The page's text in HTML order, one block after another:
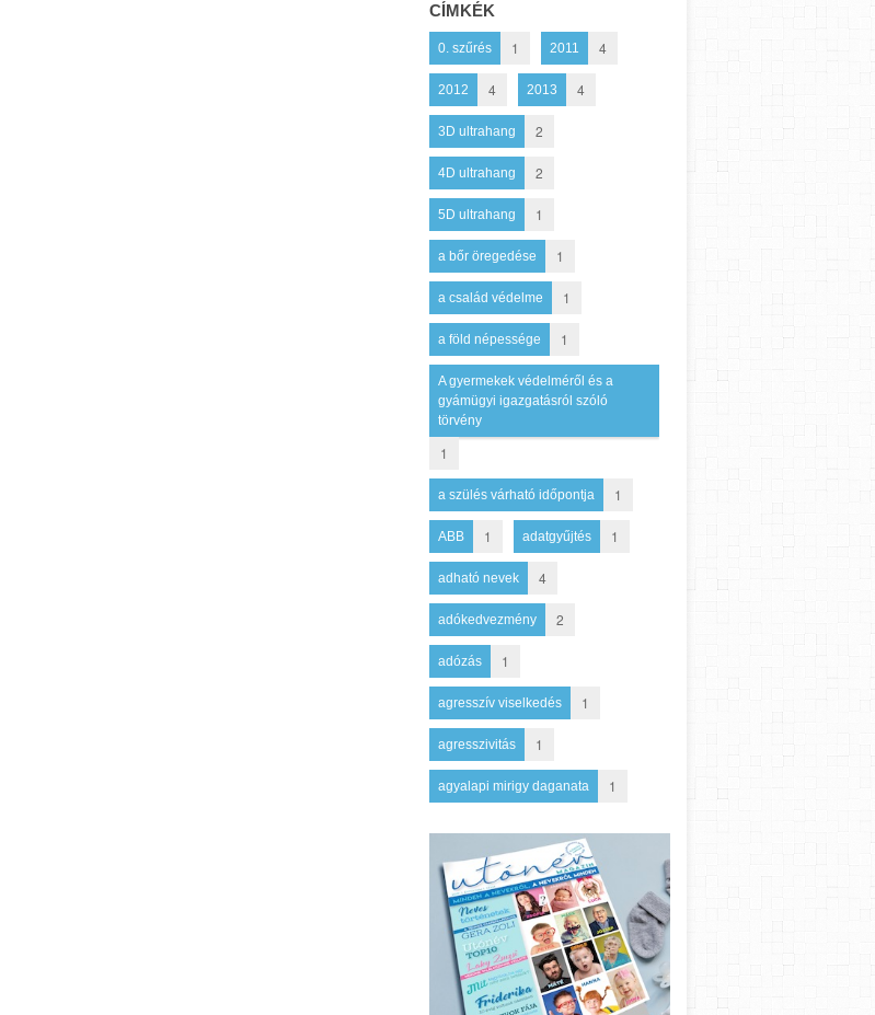
CÍMKÉK
0. szűrés 1 2011 4
2012 4 2013 4
3D ultrahang 2
4D ultrahang 2
5D ultrahang 1
a bőr öregedése 1
a család védelme 1
a föld népessége 1
A gyermekek védelméről és a
gyámügyi igazgatásról szóló
törvény
1
a szülés várható időpontja 1
ABB 1 adatgyűjtés 1
adható nevek 4
adókedvezmény 2
adózás 1
agresszív viselkedés 1
agresszivitás 1
agyalapi mirigy daganata 1